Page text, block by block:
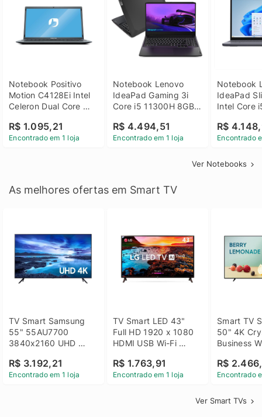
Notebook Positivo
Motion C4128Ei Intel
Celeron Dual Core
Linux 14 - 3002181
R$ 1.095,21
Encontrado em 1 loja
Notebook Lenovo
IdeaPad Gaming 3i
Core i5 11300H 8GB
GTX 1650 4GB 15.6
FHD Linux - Preto
R$ 4.494,51
Encontrado em 1 loja
Notebook
IdeaPad
Intel Core
SSD Win
R$
Encontrado
Ver Notebooks
As melhores ofertas em Smart TV
TV Smart Samsung
55" 55AU7700
3840x2160 UHD
Bluetooth
R$ 3.192,21
Encontrado em 1 loja
TV Smart LED 43"
Full HD 1920 x 1080
HDMI USB Wi-Fi
43LM631C0SB LG
R$ 1.763,91
Encontrado em 1 loja
Smart TV
50" 4K
Business
R$
Encontrado
Ver Smart TVs